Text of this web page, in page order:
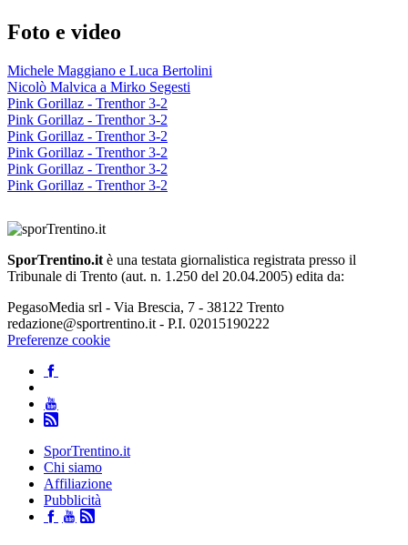
Foto e video
Michele Maggiano e Luca Bertolini
Nicolò Malvica a Mirko Segesti
Pink Gorillaz - Trenthor 3-2
Pink Gorillaz - Trenthor 3-2
Pink Gorillaz - Trenthor 3-2
Pink Gorillaz - Trenthor 3-2
Pink Gorillaz - Trenthor 3-2
Pink Gorillaz - Trenthor 3-2
SporTrentino.it è una testata giornalistica registrata presso il
Tribunale di Trento (aut. n. 1.250 del 20.04.2005) edita da:
PegasoMedia srl - Via Brescia, 7 - 38122 Trento
redazione@sportrentino.it - P.I. 02015190222
Preferenze cookie
SporTrentino.it
Chi siamo
Affiliazione
Pubblicità